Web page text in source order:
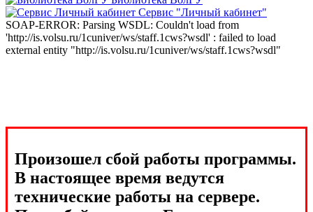
Сервис "Личный кабинет"
SOAP-ERROR: Parsing WSDL: Couldn't load from
'http://is.volsu.ru/1cuniver/ws/staff.1cws?wsdl' : failed to load
external entity "http://is.volsu.ru/1cuniver/ws/staff.1cws?wsdl"
Произошел сбой работы программы.
В настоящее время ведутся
технические работы на сервере.